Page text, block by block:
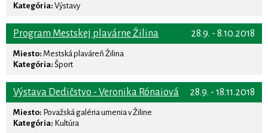
Kategória: Výstavy
28.9. - 8.10.2018
Program Mestskej plavárne Žilina
Miesto: Mestská plaváreň Žilina
Kategória: Šport
28.9. - 18.11.2018
Výstava Dedičstvo - Veronika Rónaiová
Miesto: Považská galéria umenia v Žiline
Kategória: Kultúra